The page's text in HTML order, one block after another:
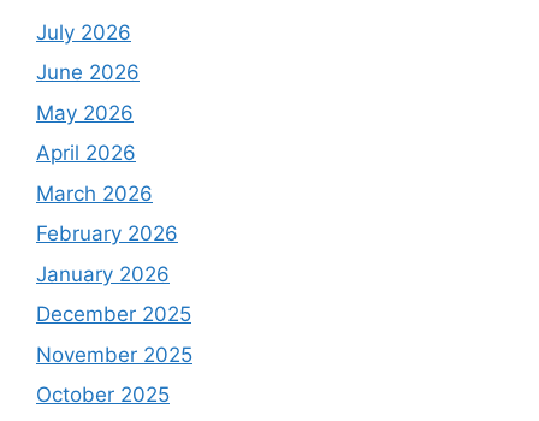
July 2026
June 2026
May 2026
April 2026
March 2026
February 2026
January 2026
December 2025
November 2025
October 2025